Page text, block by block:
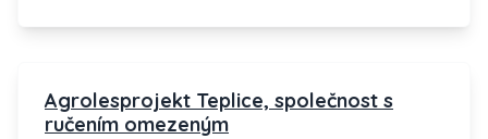
Agrolesprojekt Teplice, společnost s
ručením omezeným